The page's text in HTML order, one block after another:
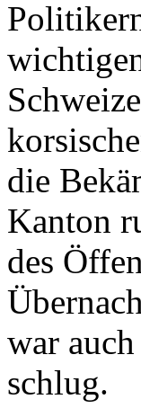
die
Kanton
des
war
schlug.